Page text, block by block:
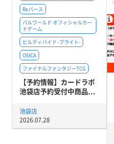
Reバース
パルワールド オフィシャルカー
ドゲーム
ビルディバイド -ブライト-
OSICA
ファイナルファンタジーTCG
【予約情報】カードラボ
池袋店予約受付中商品...
池袋店
2026.07.28